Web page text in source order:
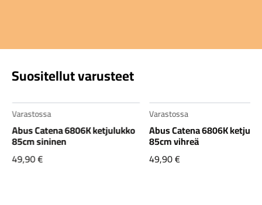
Suositellut varusteet
Varastossa
Abus Catena 6806K ketjulukko
85cm sininen
49,90€
Varastossa
Abus Catena 6806K
85cm vihreä
49,90€